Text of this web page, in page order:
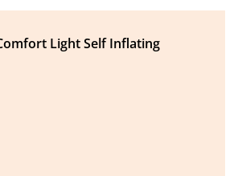
Light Self Inflating